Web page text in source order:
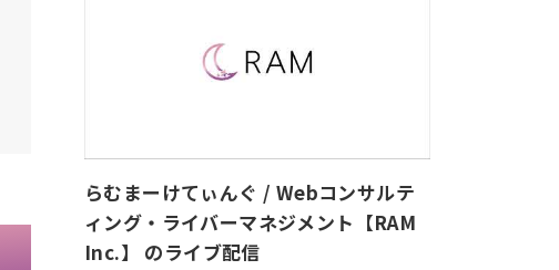
らむまーけてぃんぐ / Webコンサルテ
ィング・ライバーマネジメント【RAM
Inc.】 のライブ配信